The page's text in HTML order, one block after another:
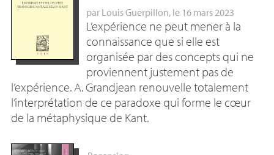
par Louis Guerpillon, le 16 mars 2023
L’expérience ne peut mener à la
connaissance que si elle est
organisée par des concepts qui ne
proviennent justement pas de
l’expérience. A. Grandjean renouvelle totalement
l’interprétation de ce paradoxe qui forme le cœur
de la métaphysique de Kant.